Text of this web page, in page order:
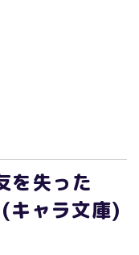
を失った
(キャラ文庫)